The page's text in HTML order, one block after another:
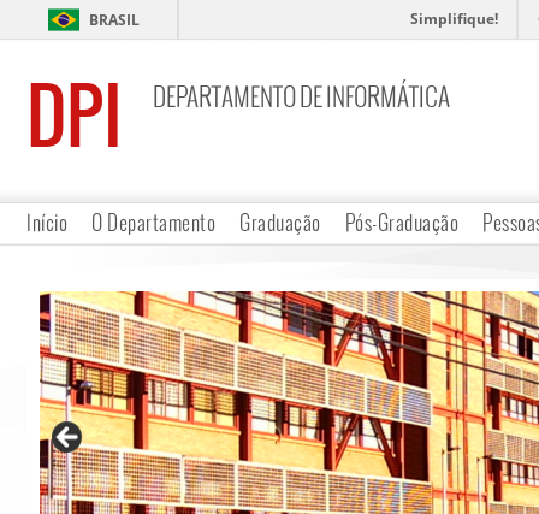
BRASIL Simplifique!
DPI DEPARTAMENTO DE INFORMÁTICA
Início O Departamento Graduação Pós-Graduação